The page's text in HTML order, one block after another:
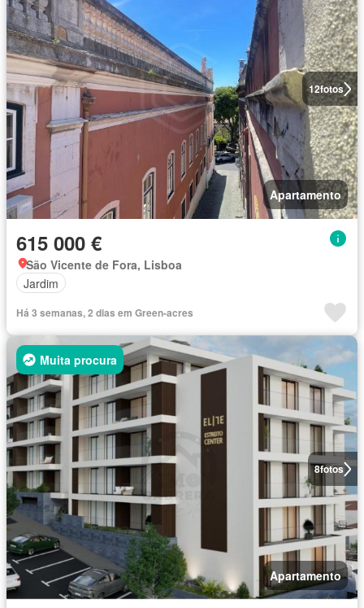
12fotos
Apartamento
615 000 €
São Vicente de Fora, Lisboa
Jardim
Há 3 semanas, 2 dias em Green-acres
8fotos
Muita procura
Apartamento